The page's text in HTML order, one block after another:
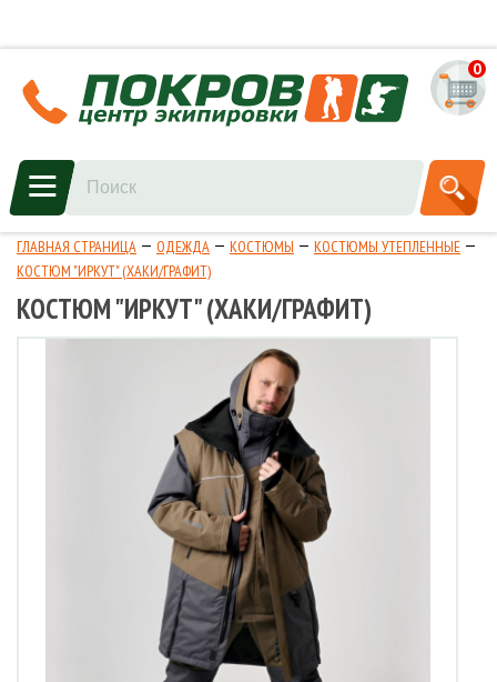
0
ГЛАВНАЯ СТРАНИЦА ОДЕЖДА КОСТЮМЫ
КОСТЮМЫ УТЕПЛЕННЫЕ
КОСТЮМ "ИРКУТ" (ХАКИ/ГРАФИТ)
КОСТЮМ "ИРКУТ" (ХАКИ/ГРАФИТ)